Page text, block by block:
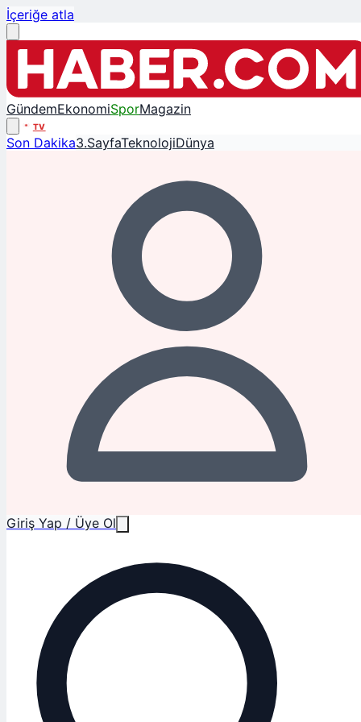
İçeriğe atla
GündemEkonomiSporMagazin
TV
Son Dakika3.SayfaTeknolojiDünya
Giriş Yap / Üye Ol